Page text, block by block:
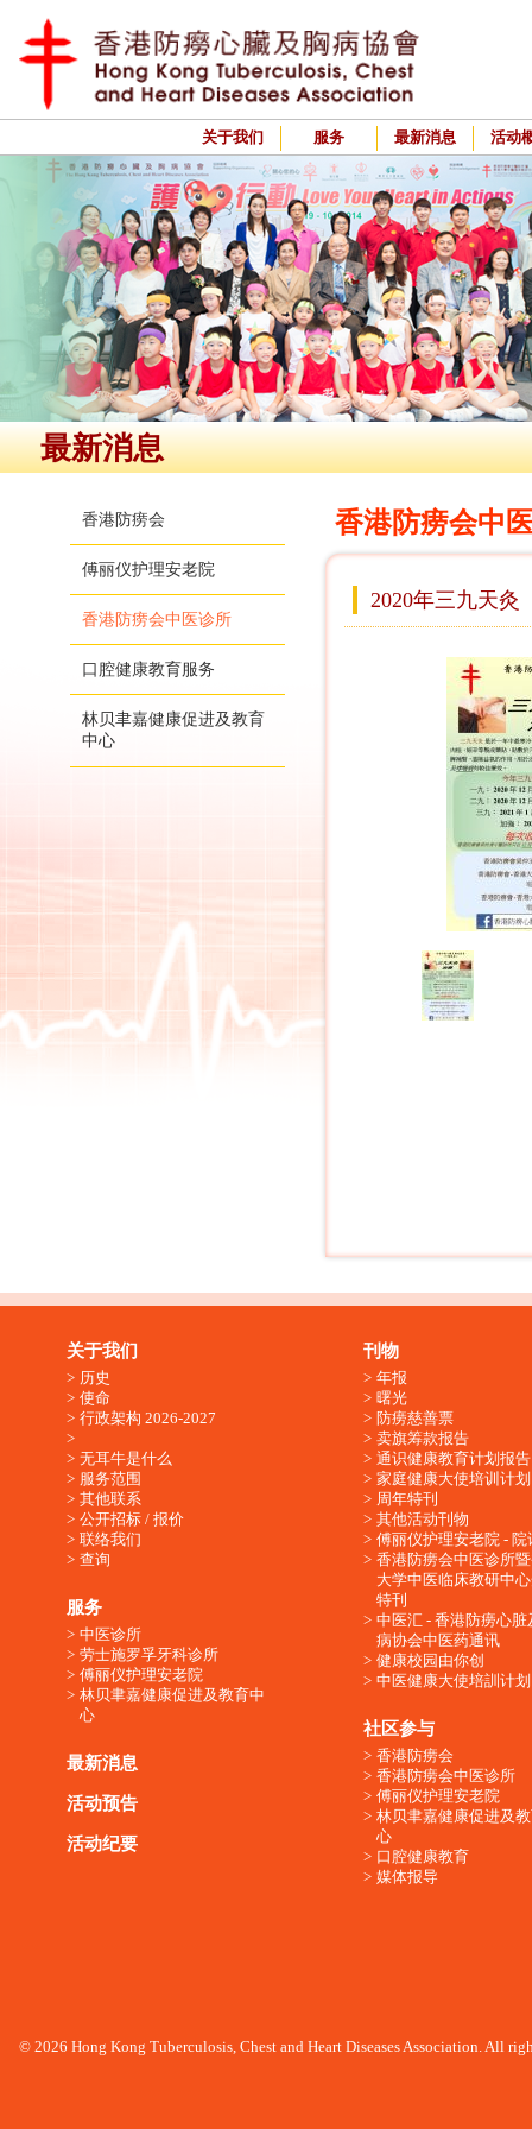
关于我们 服务 最新消息 活动
最新消息
香港防痨会
傅丽仪护理安老院
香港防痨会中医诊所
口腔健康教育服务
林贝聿嘉健康促进及教育
中心
香港防痨会中
2020年三九天灸
关于我们
历史
使命
行政架构 2026-2027
无耳牛是什么
服务范围
其他联系
公开招标 / 报价
联络我们
查询
服务
中医诊所
劳士施罗孚牙科诊所
傅丽仪护理安老院
林贝聿嘉健康促进及教育中
心
最新消息
活动预告
活动纪要
刊物
年报
曙光
防痨慈善票
卖旗筹款报告
通识健康教育计划报告
家庭健康大使培训计划
周年特刊
其他活动刊物
傅丽仪护理安老院 - 院
香港防痨会中医诊所
大学中医临床教研中
特刊
中医汇 - 香港防痨心脏
病协会中医药通讯
健康校园由你创
中医健康大使培訓计划
社区参与
香港防痨会
香港防痨会中医诊所
傅丽仪护理安老院
林贝聿嘉健康促进及
心
口腔健康教育
媒体报导
© 2026 Hong Kong Tuberculosis, Chest and Heart Diseases Association. All